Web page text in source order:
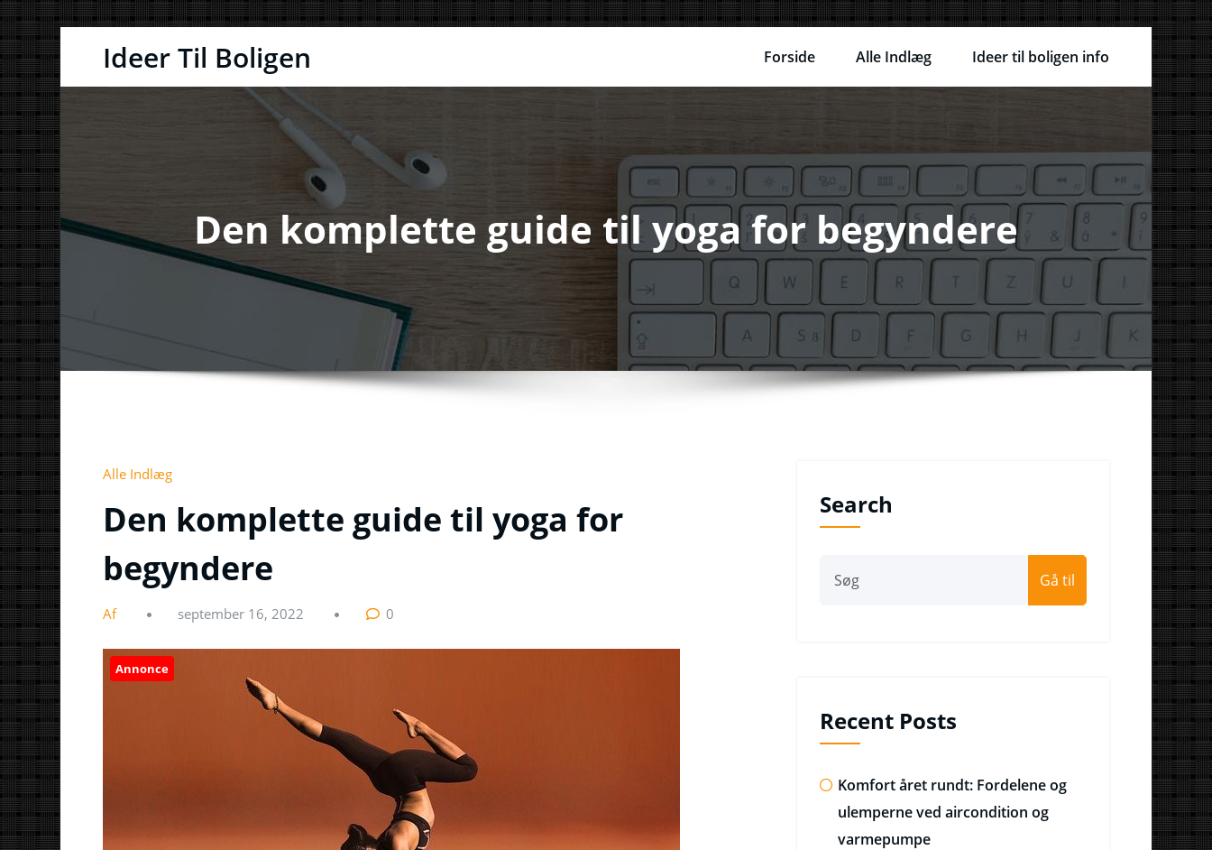
Ideer Til Boligen Forside Alle Indlæg Ideer til boligen info
Den komplette guide til yoga for begyndere
Alle Indlæg
Den komplette guide til yoga for
begyndere
Af september 16, 2022 0
Annonce
Search
Gå til
Recent Posts
Komfort året rundt: Fordelene og
ulemperne ved aircondition og
varmepumpe